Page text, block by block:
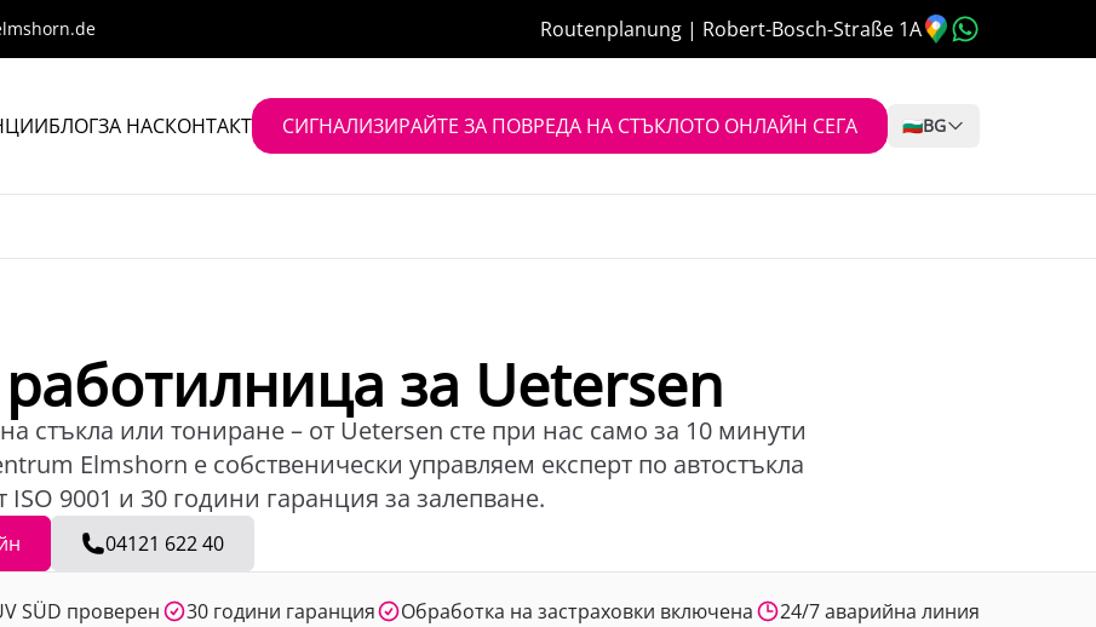
Routenplanung | Robert-Bosch-Straße 1A
БЛОГЗА НАСКОНТАКТ СИГНАЛИЗИРАЙТЕ ЗА ПОВРЕДА НА СТЪКЛОТО ОНЛАЙН СЕГА 🇧🇬BG
за Uetersen
стъкла или тониране – от Uetersen сте при нас само за 10 минути
Elmshorn е собственически управляем експерт по автостъкла
ISO 9001 и 30 години гаранция за залепване.
04121 622 40
SÜD проверен 30 години гаранция Обработка на застраховки включена 24/7 аварийна линия